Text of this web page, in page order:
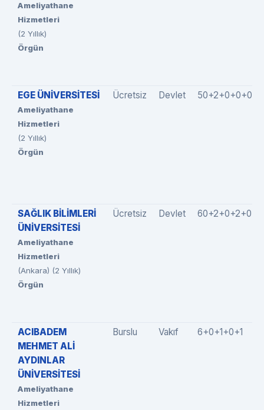
Ameliyathane
Hizmetleri
(2 Yıllık)
Örgün
EGE ÜNİVERSİTESİ
Ameliyathane
Hizmetleri
(2 Yıllık)
Örgün
Ücretsiz Devlet 50+2+0+0+0
SAĞLIK BİLİMLERİ
ÜNİVERSİTESİ
Ameliyathane
Hizmetleri
(Ankara) (2 Yıllık)
Örgün
Ücretsiz Devlet 60+2+0+2+0
ACIBADEM
MEHMET ALİ
AYDINLAR
ÜNİVERSİTESİ
Ameliyathane
Hizmetleri
Burslu Vakıf 6+0+1+0+1